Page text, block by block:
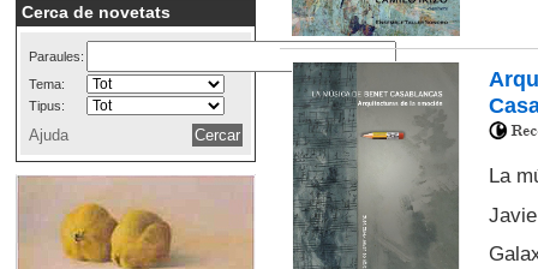
Cerca de novetats
Paraules:
Tema:
Tipus:
Ajuda
La